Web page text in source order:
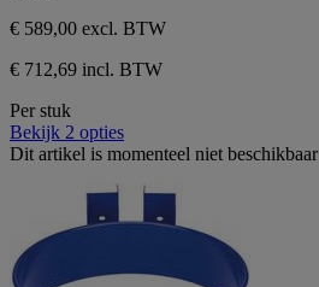
€ 589,00 excl. BTW
€ 712,69 incl. BTW
Per stuk
Bekijk 2 opties
Dit artikel is momenteel niet beschikbaar